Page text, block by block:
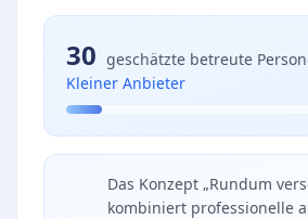
30 geschätzte betreute
Kleiner Anbieter
Das Konzept „Rundum
kombiniert professionelle